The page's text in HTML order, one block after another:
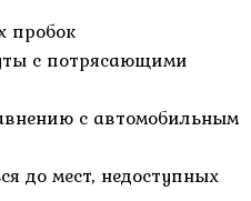
пробок
с потрясающими
с автомобильным
до мест, недоступных